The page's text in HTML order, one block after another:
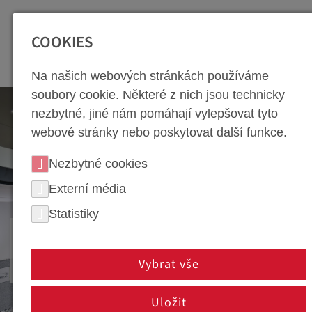
Zur Top Navigation springen [Alt+1]Zur Hauptnavigation
BYSTROVANY
COOKIES
Na našich webových stránkách používáme
soubory cookie. Některé z nich jsou technicky
nezbytné, jiné nám pomáhají vylepšovat tyto
webové stránky nebo poskytovat další funkce.
Nezbytné cookies
Externí média
Statistiky
Vybrat vše
Uložit